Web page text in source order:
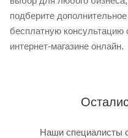
подберите
бесплатную
интернет-магазине онлайн.
Наши специалисты